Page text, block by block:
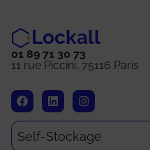
Lockall
01 89 71 30 73
11 rue Piccini, 75116 Paris
Self-Stockage